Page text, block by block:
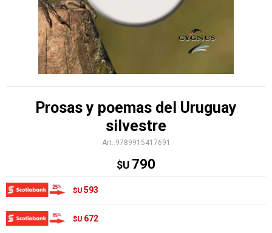
Prosas y poemas del Uruguay
silvestre
9789915417691
$U 790
$U 593
$U 672